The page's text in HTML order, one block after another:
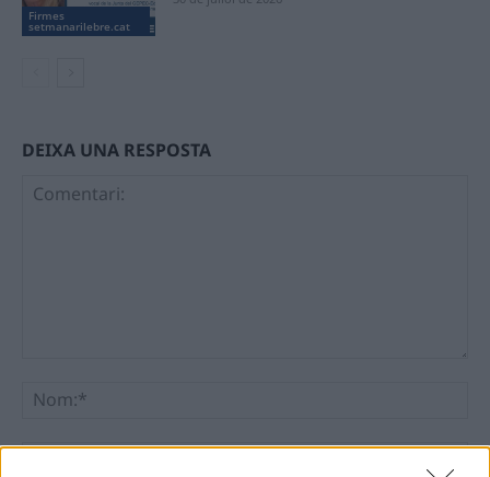
Firmes
setmanarilebre.cat
DEIXA UNA RESPOSTA